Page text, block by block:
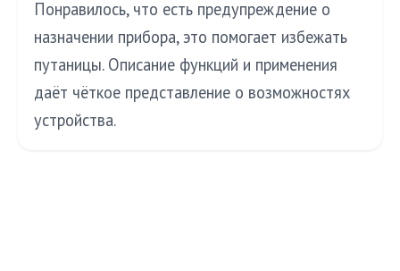
Понравилось, что есть предупреждение о
назначении прибора, это помогает избежать
путаницы. Описание функций и применения
даёт чёткое представление о возможностях
устройства.